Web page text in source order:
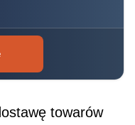
towarów